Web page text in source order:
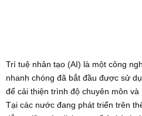
Trí tuệ nhân tạo (AI) là một công
nhanh chóng đã bắt đầu được sử
để cải thiện trình độ chuyên môn
Tại các nước đang phát triển trên